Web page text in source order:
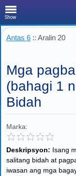
Show
Antas 6 :: Aralin 20
Mga
(bahagi 1
Bidah
Marka:
Deskripsyon: Isang
salitang bidah at
iwasan ang mga